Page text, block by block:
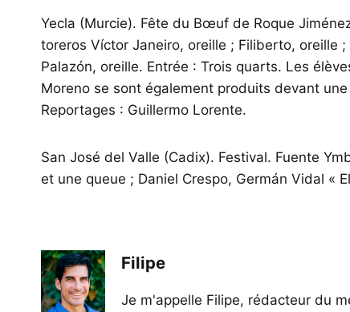
Yecla (Murcie). Fête du Bœuf de Roque
toreros Víctor Janeiro, oreille ; Filiberto, oreille
Palazón, oreille. Entrée : Trois quarts. Les
Moreno se sont également produits devant
Reportages : Guillermo Lorente.
San José del Valle (Cadix). Festival. Fuente
et une queue ; Daniel Crespo, Germán Vidal «
Filipe
Je m'appelle Filipe, rédacteur du